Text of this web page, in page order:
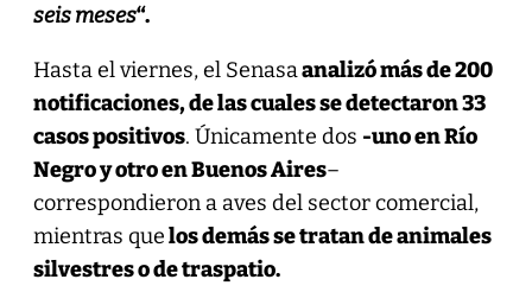
seis meses“.
Hasta el viernes, el Senasaanalizó más de 200
notificaciones, de las cuales se detectaron 33
casos positivos. Únicamente dos -uno en Río
Negro y otro en Buenos Aires–
correspondieron a aves del sector comercial,
mientras quelos demás se tratan de animales
silvestres o de traspatio.